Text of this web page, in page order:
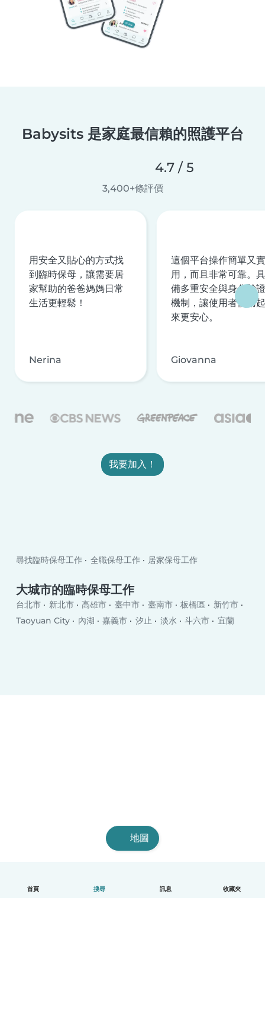
首頁 搜尋 訊息 收藏夾
Babysits 是家庭最信賴的照護平台
4.7 / 5
3,400+條評價
用安全又貼心的方式找
到臨時保母，讓需要居
家幫助的爸爸媽媽日常
生活更輕鬆！
Nerina
這個平台操作簡單又實
用，而且非常可靠。具
備多重安全與身分驗證
機制，讓使用者使用起
來更安心。
Giovanna
我要加入！
尋找臨時保母工作 全職保母工作 居家保母工作
大城市的臨時保母工作
台北市 新北市 高雄市 臺中市 臺南市 板橋區
新竹市
Taoyuan City
內湖 嘉義市 汐止 淡水 斗六市 宜蘭
地圖